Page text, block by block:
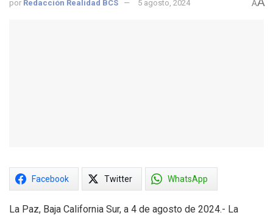
por Redacción Realidad BCS 5 agosto, 2024 A
Facebook Twitter WhatsApp
La Paz, Baja California Sur, a 4 de agosto de 2024.- La